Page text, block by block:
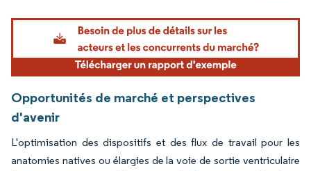
Image © Mordor Intelligence. La réutilisation nécessite une attribution sous CC BY
Opportunités de marché et perspectives
d'avenir
L'optimisation des dispositifs et des flux de travail pour les
anatomies natives ou élargies de la voie de sortie ventriculaire